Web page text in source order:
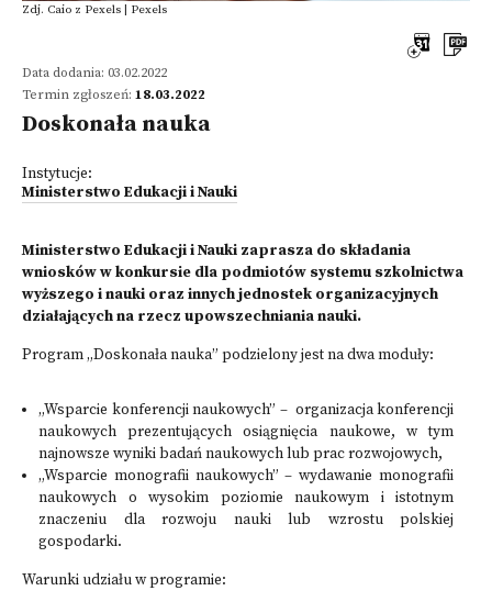
Zdj. Caio z Pexels | Pexels
Data dodania: 03.02.2022
Termin zgłoszeń: 18.03.2022
Doskonała nauka
Instytucje:
Ministerstwo Edukacji i Nauki
Ministerstwo Edukacji i Nauki zaprasza do składania
wniosków w konkursie dla podmiotów systemu szkolnictwa
wyższego i nauki oraz innych jednostek organizacyjnych
działających na rzecz upowszechniania nauki.
Program „Doskonała nauka” podzielony jest na dwa moduły:
„Wsparcie konferencji naukowych” – organizacja konferencji
naukowych prezentujących osiągnięcia naukowe, w tym
najnowsze wyniki badań naukowych lub prac rozwojowych,
„Wsparcie monografii naukowych” – wydawanie monografii
naukowych o wysokim poziomie naukowym i istotnym
znaczeniu dla rozwoju nauki lub wzrostu polskiej
gospodarki.
Warunki udziału w programie: